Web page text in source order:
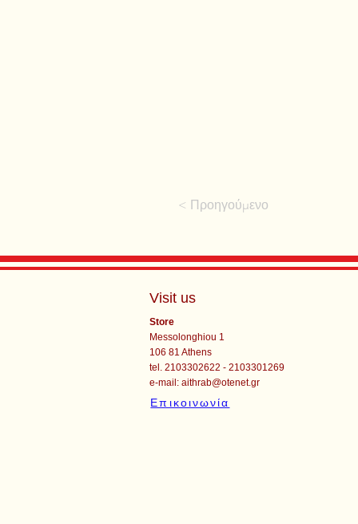
< Προηγούμενο
Visit us
Store
Messolonghiou 1
106 81 Athens
tel. 2103302622 - 2103301269
e-mail:aithrab@otenet.gr
Επικοινωνία